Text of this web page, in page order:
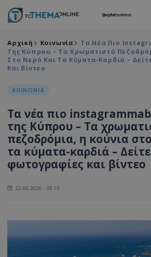
Αρχική Κοινωνία
Τα Νέα Πιο
Της Κύπρου – Τα Χρωματιστά
Στο Νερό Και Τα Κύματα-Καρδιά –
Και Βίντεο
ΚΟΙΝΩΝΙΑ
Τα νέα πιο
της Κύπρου – Τα
πεζοδρόμια, η κούνια
τα κύματα-καρδιά – Δείτε
φωτογραφίες και βίντεο
22.06.2026 - 08:19